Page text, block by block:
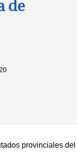
de
provinciales